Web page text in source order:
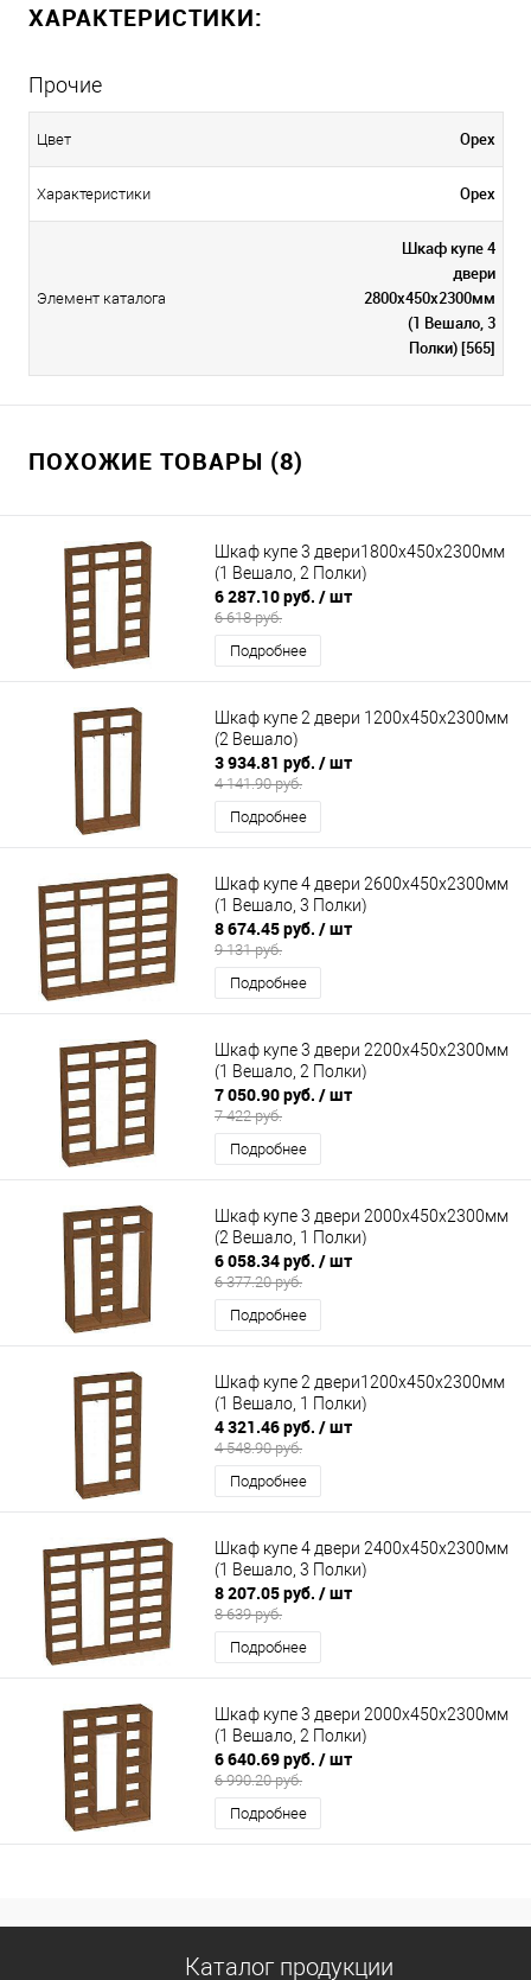
ХАРАКТЕРИСТИКИ:
Прочие
Цвет Орех
Характеристики Орех
Элемент каталога
Шкаф купе 4
двери
2800х450х2300мм
(1 Вешало, 3
Полки) [565]
ПОХОЖИЕ ТОВАРЫ (8)
Шкаф купе 3 двери1800х450х2300мм
(1 Вешало, 2 Полки)
6 287.10 руб. / шт
6 618 руб.
Подробнее
Шкаф купе 2 двери 1200х450х2300мм
(2 Вешало)
3 934.81 руб. / шт
4 141.90 руб.
Подробнее
Шкаф купе 4 двери 2600х450х2300мм
(1 Вешало, 3 Полки)
8 674.45 руб. / шт
9 131 руб.
Подробнее
Шкаф купе 3 двери 2200х450х2300мм
(1 Вешало, 2 Полки)
7 050.90 руб. / шт
7 422 руб.
Подробнее
Шкаф купе 3 двери 2000х450х2300мм
(2 Вешало, 1 Полки)
6 058.34 руб. / шт
6 377.20 руб.
Подробнее
Шкаф купе 2 двери1200х450х2300мм
(1 Вешало, 1 Полки)
4 321.46 руб. / шт
4 548.90 руб.
Подробнее
Шкаф купе 4 двери 2400х450х2300мм
(1 Вешало, 3 Полки)
8 207.05 руб. / шт
8 639 руб.
Подробнее
Шкаф купе 3 двери 2000х450х2300мм
(1 Вешало, 2 Полки)
6 640.69 руб. / шт
6 990.20 руб.
Подробнее
Каталог продукции